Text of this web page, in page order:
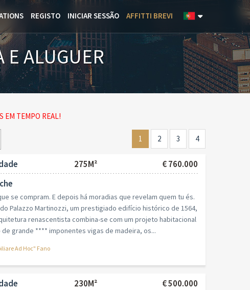
REGISTO INICIAR SESSÃO AFFITTI BREVI
E ALUGUER
EM TEMPO REAL!
1 2 3 4
275M²
€ 760.000
se compram. E depois há moradias que revelam quem tu és.
Palazzo Martinozzi, um prestigiado edifício histórico de 1564,
renascentista combina-se com um projeto habitacional
grande **** imponentes vigas de madeira, os...
Ad Hoc" Fano
230M²
€ 500.000